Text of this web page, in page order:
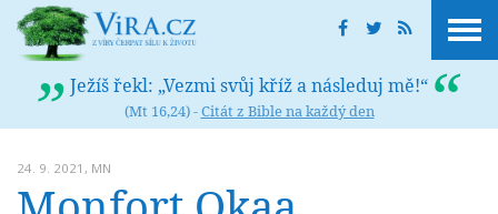
Ježíš řekl: „Vezmi svůj kříž a následuj mě!“
(Mt 16,24) -Citát z Bible na každý den
24. 9. 2021, MN